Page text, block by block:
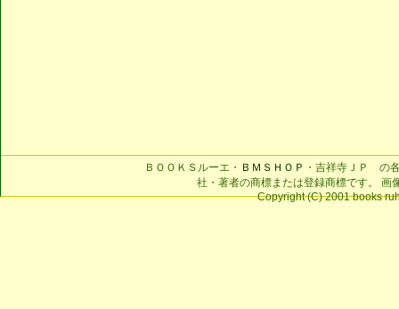
ＢＯＯＫＳルーエ・ ＢＭＳＨＯＰ ・吉祥寺ＪＰ の
社・著者の商標または登録商標です。 画
Copyright (C) 2001 books